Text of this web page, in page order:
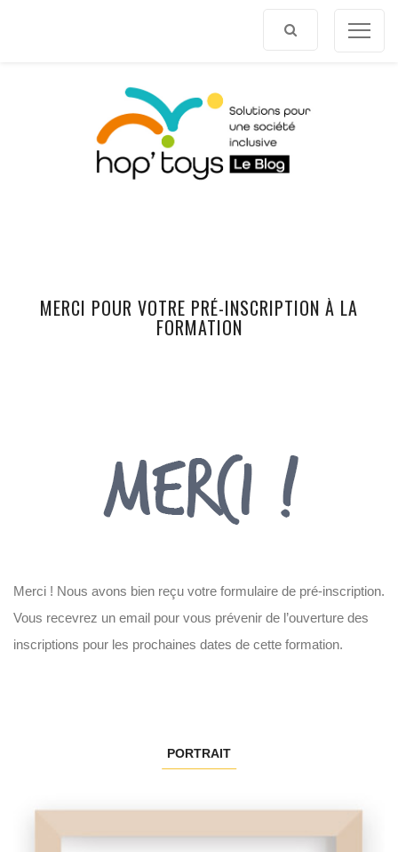
MERCI POUR VOTRE PRÉ-INSCRIPTION À LA
FORMATION
Merci ! Nous avons bien reçu votre formulaire de pré-inscription.
Vous recevrez un email pour vous prévenir de l’ouverture des
inscriptions pour les prochaines dates de cette formation.
PORTRAIT